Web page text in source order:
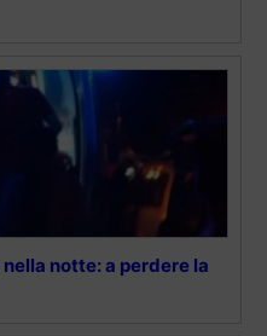
notte: a perdere la